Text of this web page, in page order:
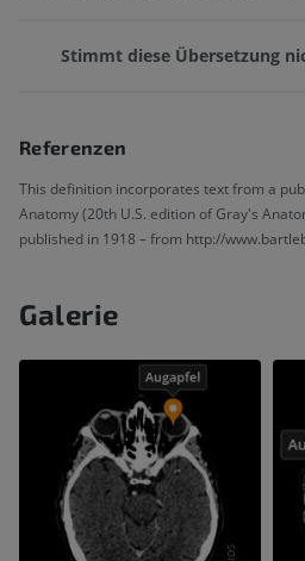
Stimmt diese Übersetzung
Referenzen
This definition incorporates text from a
Anatomy (20th U.S. edition of Gray's
published in 1918 – from http://
Galerie